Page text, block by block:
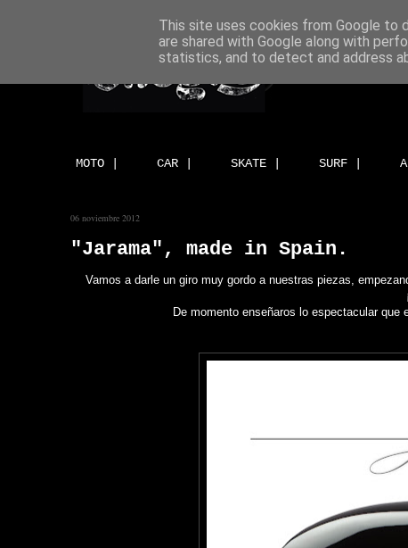
MOTO | CAR | SKATE | SURF |
06 noviembre 2012
"Jarama", made in Spain.
Vamos a darle un giro muy gordo a nuestras piezas,
De momento enseñaros lo espectacular
This site uses cookies from Google to
are shared with Google along with
statistics, and to detect and address